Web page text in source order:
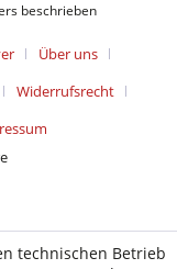
beschrieben
Über uns
Widerrufsrecht
technischen Betrieb